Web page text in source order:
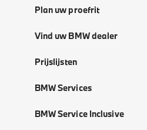
Plan uw proefrit
Vind uw BMW dealer
Prijslijsten
BMW Services
BMW Service Inclusive